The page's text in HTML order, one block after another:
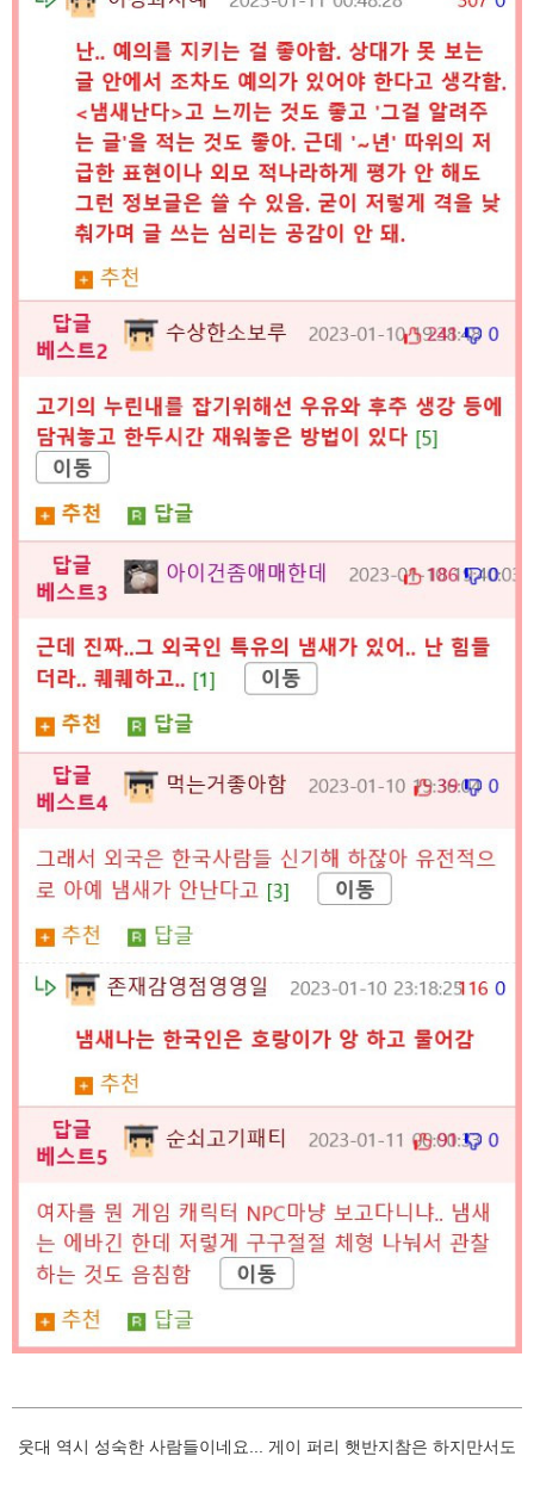
웃대 역시 성숙한 사람들이네요... 게이 퍼리 햇반지참은 하지만서도